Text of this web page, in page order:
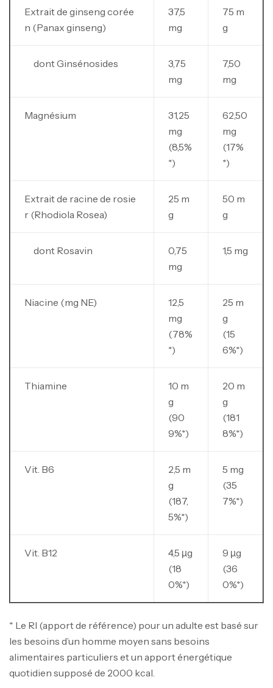
Extrait de ginseng corée
n (Panax ginseng)
37,5
mg
75 m
g
dont Ginsénosides
3,75
mg
7,50
mg
Magnésium
31,25
mg
(8,5%
*)
62,50
mg
(17%
*)
Extrait de racine de rosie
r (Rhodiola Rosea)
25 m
g
50 m
g
dont Rosavin
0,75
mg
1,5 mg
Niacine (mg NE)
12,5
mg
(78%
*)
25 m
g
(15
6%*)
Thiamine
10 m
g
(90
9%*)
20 m
g
(181
8%*)
Vit. B6
2,5 m
g
(187,
5%*)
5 mg
(35
7%*)
Vit. B12
4,5 µg
(18
0%*)
9 µg
(36
0%*)
* Le RI (apport de référence) pour un adulte est basé sur
les besoins d’un homme moyen sans besoins
alimentaires particuliers et un apport énergétique
quotidien supposé de 2000 kcal.